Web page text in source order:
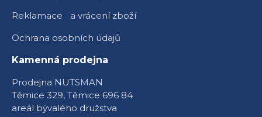
Reklamace a vrácení zboží
Ochrana osobních údajů
Kamenná prodejna
Prodejna NUTSMAN
Těmice 329, Těmice 696 84
areál bývalého družstva